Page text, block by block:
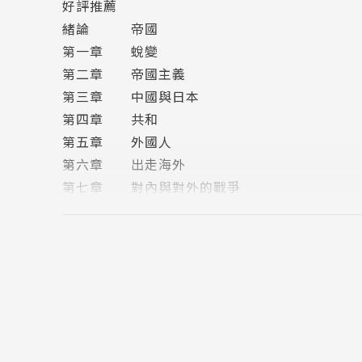
然而巔峰無以為繼。自乾隆後期，滿清的聲望便
變得愈來愈脫離清廷之外的世界。而此後的世界
至今日仍然躁動不安。中國的近代史並非像國、
義現代性接觸的故事，也是帝國藉著和外部世界
暴力和破壞曾扮演重要角色，那麼來自內部的暴
從乾隆到鄧小平，中國與外部世界的關係就不斷
韓戰、冷戰等等，這些都使得帝國陷於各種外在
好評推薦
緒論 帝國
第一章 蛻變
第二章 帝國主義
第三章 中國與日本
第四章 共和
第五章 外國人
第六章 出走海外
第七章 對內與對外的戰爭